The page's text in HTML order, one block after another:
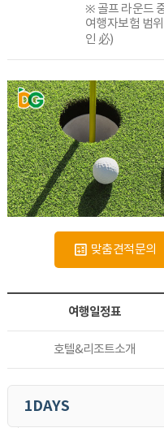
※ 골프 라운드
여행자보험 범
인 必)
맞춤견적문의
여행일정표
호텔&리조트소개
1DAYS